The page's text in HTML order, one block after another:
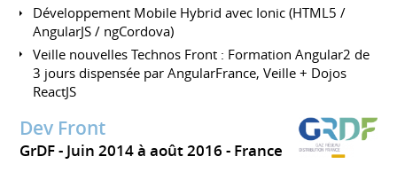
Développement Mobile Hybrid avec Ionic (HTML5 /
AngularJS / ngCordova)
Veille nouvelles Technos Front : Formation Angular2 de
3 jours dispensée par AngularFrance, Veille + Dojos
ReactJS
Dev Front
GrDF Juin 2014 à août 2016 France